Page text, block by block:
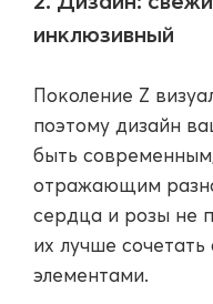
инклюзивный
Поколение Z
поэтому дизайн
быть
отражающим
сердца и розы не
их лучше
элементами.